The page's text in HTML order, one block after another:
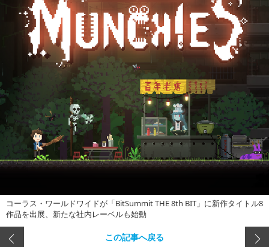
コーラス・ワールドワイドが「BitSummit THE 8th BIT」に新作タイトル8
作品を出展、新たな社内レーベルも始動
この記事へ戻る